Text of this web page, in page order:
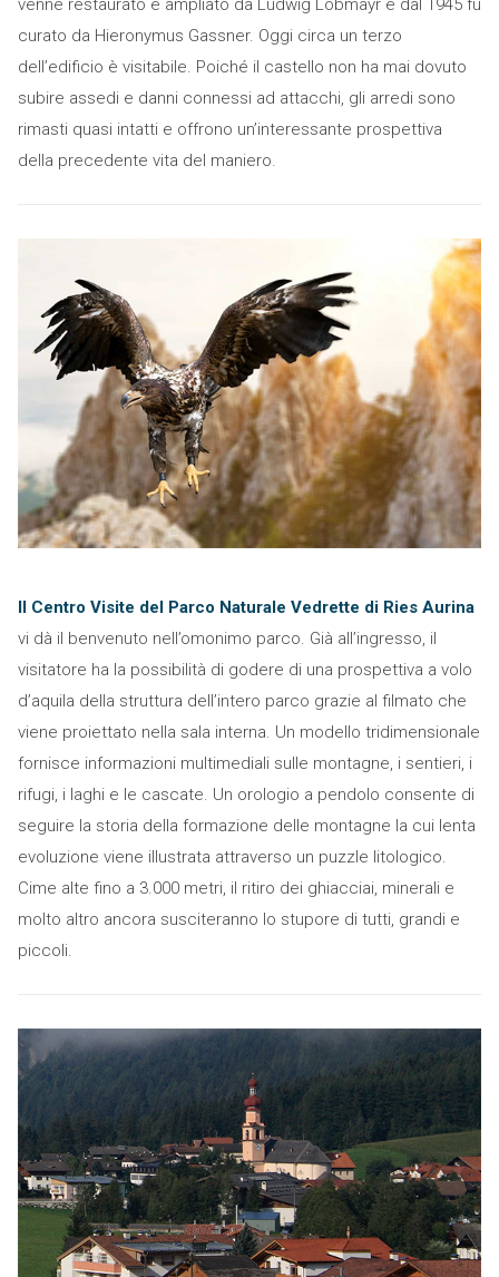
venne restaurato e ampliato da Ludwig Lobmayr e dal 1945 fu
curato da Hieronymus Gassner. Oggi circa un terzo
dell’edificio è visitabile. Poiché il castello non ha mai dovuto
subire assedi e danni connessi ad attacchi, gli arredi sono
rimasti quasi intatti e offrono un’interessante prospettiva
della precedente vita del maniero.
Il Centro Visite del Parco Naturale Vedrette di Ries Aurina
vi dà il benvenuto nell’omonimo parco. Già all’ingresso, il
visitatore ha la possibilità di godere di una prospettiva a volo
d’aquila della struttura dell’intero parco grazie al filmato che
viene proiettato nella sala interna. Un modello tridimensionale
fornisce informazioni multimediali sulle montagne, i sentieri, i
rifugi, i laghi e le cascate. Un orologio a pendolo consente di
seguire la storia della formazione delle montagne la cui lenta
evoluzione viene illustrata attraverso un puzzle litologico.
Cime alte fino a 3.000 metri, il ritiro dei ghiacciai, minerali e
molto altro ancora susciteranno lo stupore di tutti, grandi e
piccoli.